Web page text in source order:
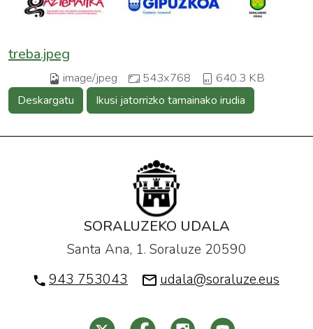
treba.jpeg
image/jpeg 543x768 640.3 KB
Deskargatu Ikusi jatorrizko tamainako irudia
SORALUZEKO UDALA
Santa Ana, 1. Soraluze 20590
943 753043
udala@soraluze.eus